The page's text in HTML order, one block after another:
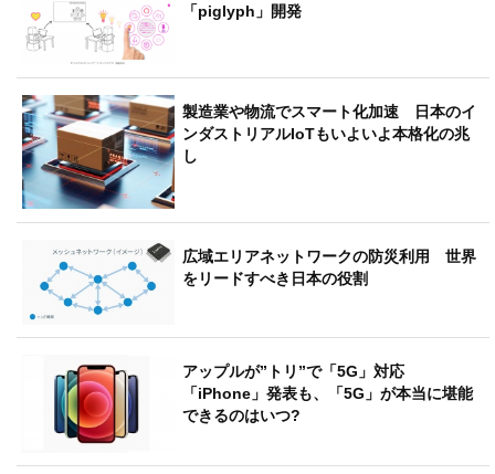
「piglyph」開発
製造業や物流でスマート化加速 日本のイ
ンダストリアルIoTもいよいよ本格化の兆
し
広域エリアネットワークの防災利用 世界
をリードすべき日本の役割
アップルが”トリ”で「5G」対応
「iPhone」発表も、「5G」が本当に堪能
できるのはいつ?